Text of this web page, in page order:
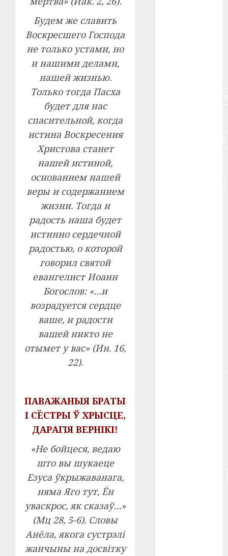
Будем же славить
Воскресшего Господа
не только устами, но
и нашими делами,
нашей жизнью.
Только тогда Пасха
будет для нас
спасительной, когда
истина Воскресения
Христова станет
нашей истиной,
основанием нашей
веры и содержанием
жизни. Тогда и
радость наша будет
истинно сердечной
радостью, о которой
говорил святой
евангелист Иоанн
Богослов: «…и
возрадуется сердце
ваше, и радости
вашей никто не
отымет у вас» (Ин. 16,
22).
ПАВАЖАНЫЯ БРАТЫ
І СЁСТРЫ Ў ХРЫСЦЕ,
ДАРАГІЯ ВЕРНІКІ!
«Не бойцеся, ведаю
што вы шукаеце
Езуса ўкрыжаванага,
няма Яго тут, Ён
уваскрос, як сказаў…»
(Мц 28, 5-6). Словы
Анёла, якога сустрэлі
жанчыны на досвітку